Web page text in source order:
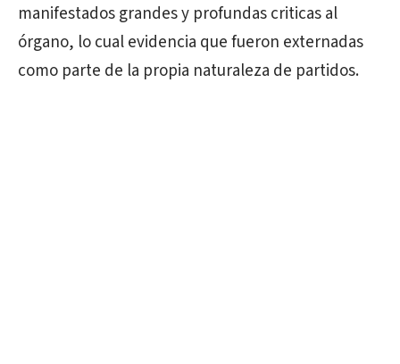
manifestados grandes y profundas criticas al
órgano, lo cual evidencia que fueron externadas
como parte de la propia naturaleza de partidos.